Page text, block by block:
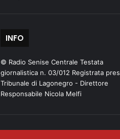
INFO
© Radio Senise Centrale Testata
giornalistica n. 03/012 Registrata
Tribunale di Lagonegro - Direttore
Responsabile Nicola Melfi